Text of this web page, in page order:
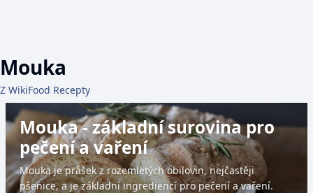
Mouka
Z WikiFood Recepty
Mouka - základní surovina pro
pečení a vaření
Mouka je prášek z rozemletých obilovin, nejčastěji
pšenice, a je základní ingrediencí pro pečení a vaření.